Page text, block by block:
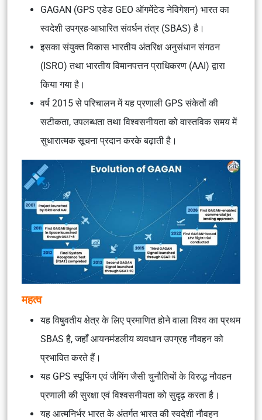
GAGAN (GPS एडेड GEO ऑगमेंटेड नेविगेशन) भारत का
स्वदेशी उपग्रह-आधारित संवर्धन तंत्र (SBAS) है।
इसका संयुक्त विकास भारतीय अंतरिक्ष अनुसंधान संगठन
(ISRO) तथा भारतीय विमानपत्तन प्राधिकरण (AAI) द्वारा
किया गया है।
वर्ष 2015 से परिचालन में यह प्रणाली GPS संकेतों की
सटीकता, उपलब्धता तथा विश्वसनीयता को वास्तविक समय में
सुधारात्मक सूचना प्रदान करके बढ़ाती है।
महत्व
यह विषुवतीय क्षेत्र के लिए प्रमाणित होने वाला विश्व का प्रथम
SBAS है, जहाँ आयनमंडलीय व्यवधान उपग्रह नौवहन को
प्रभावित करते हैं।
यह GPS स्पूफिंग एवं जैमिंग जैसी चुनौतियों के विरुद्ध नौवहन
प्रणाली की सुरक्षा एवं विश्वसनीयता को सुदृढ़ करता है।
यह आत्मनिर्भर भारत के अंतर्गत भारत की स्वदेशी नौवहन